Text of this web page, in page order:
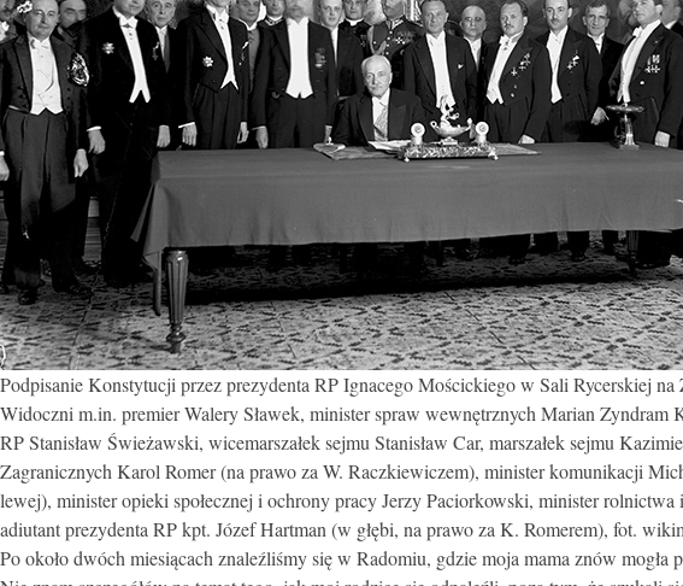
Podpisanie Konstytucji przez prezydenta RP Ignacego Mościckiego w Sali Rycerskiej
Widoczni m.in. premier Walery Sławek, minister spraw wewnętrznych Marian
RP Stanisław Świeżawski, wicemarszałek sejmu Stanisław Car, marszałek sejmu
Zagranicznych Karol Romer (na prawo za W. Raczkiewiczem), minister komunikacji
lewej), minister opieki społecznej i ochrony pracy Jerzy Paciorkowski, minister
adiutant prezydenta RP kpt. Józef Hartman (w głębi, na prawo za K. Romerem), fot.
Po około dwóch miesiącach znaleźliśmy się w Radomiu, gdzie moja mama znów